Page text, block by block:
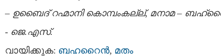
– ഉബൈദ് റഹ്മാനി കൊമ്പംകല്ല്, മനാമ –
- ജെ.എസ്.
വായിക്കുക: ബഹറൈന്‍, മതം